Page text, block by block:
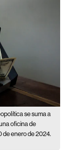
se suma a
oficina de
de enero de 2024.